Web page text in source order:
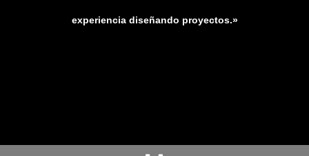
experiencia diseñando proyectos.»